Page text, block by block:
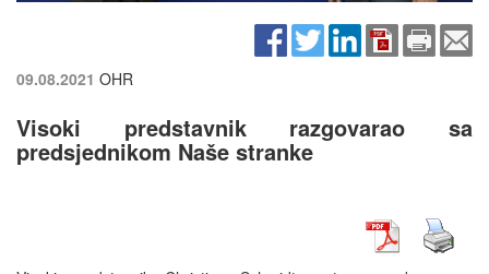
09.08.2021 OHR
Visoki predstavnik razgovarao sa
predsjednikom Naše stranke